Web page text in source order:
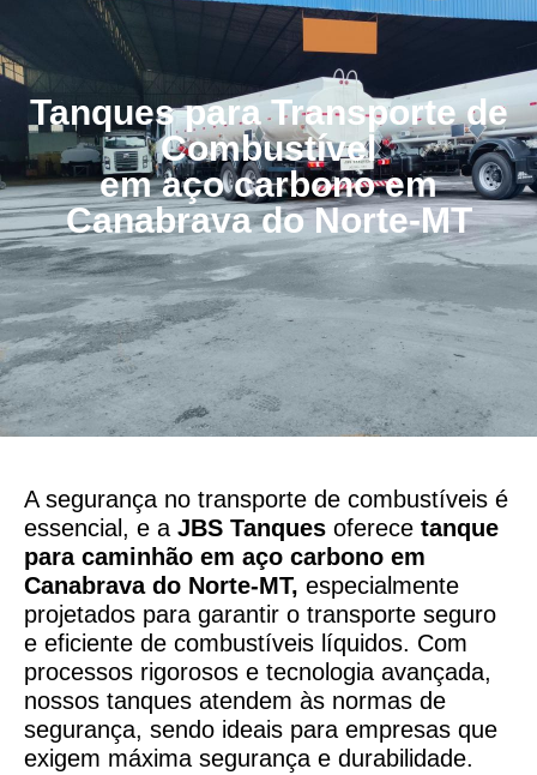
Tanques para Transporte de
Combustível
em aço carbono em
Canabrava do Norte-MT
A segurança no transporte de combustíveis é
essencial, e a JBS Tanques oferece tanque
para caminhão em aço carbono em
Canabrava do Norte-MT, especialmente
projetados para garantir o transporte seguro
e eficiente de combustíveis líquidos. Com
processos rigorosos e tecnologia avançada,
nossos tanques atendem às normas de
segurança, sendo ideais para empresas que
exigem máxima segurança e durabilidade.